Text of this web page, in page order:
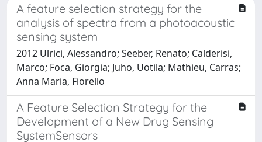
A feature selection strategy for the
analysis of spectra from a photoacoustic
sensing system
2012 Ulrici, Alessandro; Seeber, Renato; Calderisi,
Marco; Foca, Giorgia; Juho, Uotila; Mathieu, Carras;
Anna Maria, Fiorello
A Feature Selection Strategy for the
Development of a New Drug Sensing
SystemSensors